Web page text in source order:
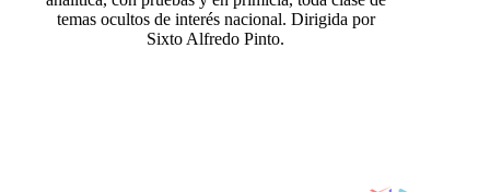
temas ocultos de interés nacional. Dirigida por
Sixto Alfredo Pinto.